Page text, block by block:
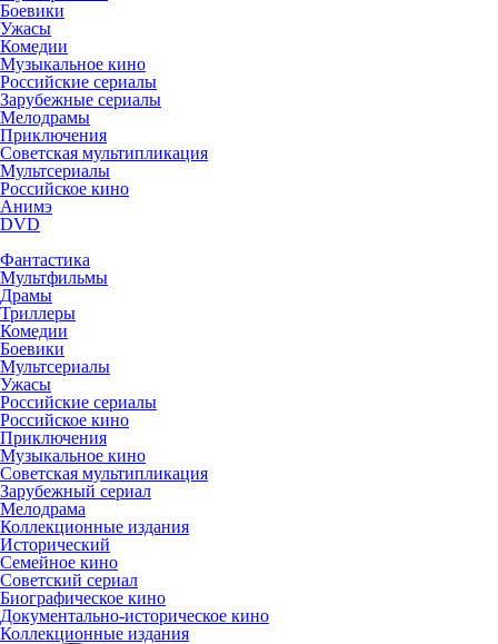
Боевики
Ужасы
Комедии
Музыкальное кино
Российские сериалы
Зарубежные сериалы
Мелодрамы
Приключения
Советская мультипликация
Мультсериалы
Российское кино
Анимэ
DVD
Фантастика
Мультфильмы
Драмы
Триллеры
Комедии
Боевики
Мультсериалы
Ужасы
Российские сериалы
Российское кино
Приключения
Музыкальное кино
Советская мультипликация
Зарубежный сериал
Мелодрама
Коллекционные издания
Исторический
Семейное кино
Советский сериал
Биографическое кино
Документально-историческое кино
Коллекционные издания